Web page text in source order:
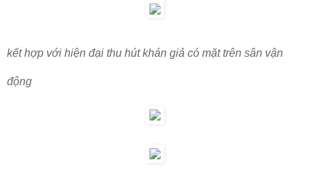
kết hợp với hiện đại thu hút khán giả có mặt trên sân vận
động